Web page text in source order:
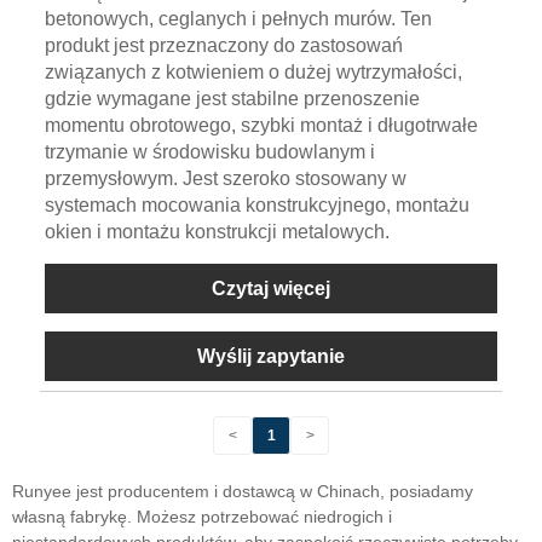
betonowych, ceglanych i pełnych murów. Ten
produkt jest przeznaczony do zastosowań
związanych z kotwieniem o dużej wytrzymałości,
gdzie wymagane jest stabilne przenoszenie
momentu obrotowego, szybki montaż i długotrwałe
trzymanie w środowisku budowlanym i
przemysłowym. Jest szeroko stosowany w
systemach mocowania konstrukcyjnego, montażu
okien i montażu konstrukcji metalowych.
Czytaj więcej
Wyślij zapytanie
< 1 >
Runyee jest producentem i dostawcą w Chinach, posiadamy
własną fabrykę. Możesz potrzebować niedrogich i